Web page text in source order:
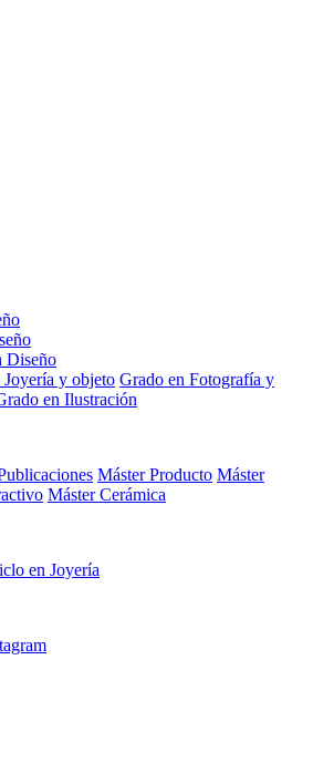
Diseño
Joyería y objeto Grado en Fotografía y
en Ilustración
Máster Producto Máster
Máster Cerámica
en Joyería